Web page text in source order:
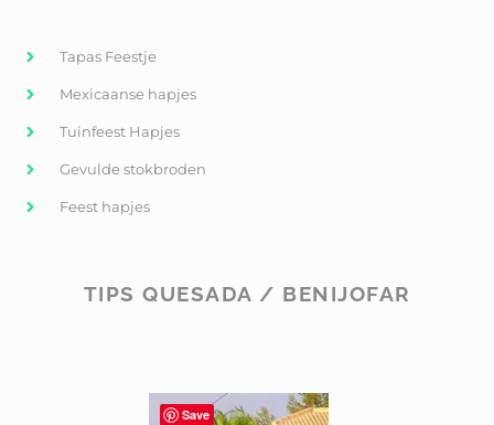
Tapas Feestje
Mexicaanse hapjes
Tuinfeest Hapjes
Gevulde stokbroden
Feest hapjes
TIPS QUESADA / BENIJOFAR
Save